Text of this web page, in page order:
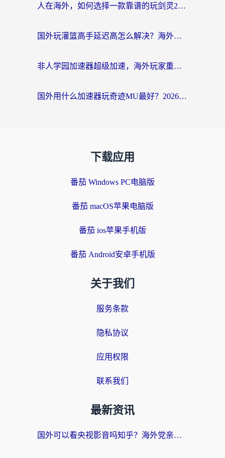
人在海外，如何选择一款靠谱的玩剑灵2加速器？
国外玩灌篮高手延迟高怎么解决？海外玩家国服游戏加速终极指南
非人学园加速器超级加速，海外玩家重返国服的通行证
国外用什么加速器玩奇迹MU最好？2026海外玩家国服游戏加速全攻略
下载应用
番茄 Windows PC电脑版
番茄 macOS苹果电脑版
番茄 ios苹果手机版
番茄 Android安卓手机版
关于我们
服务条款
隐私协议
应用权限
联系我们
最新资讯
国外可以看央视影音吗知乎？海外党亲测有效的回国加速方案